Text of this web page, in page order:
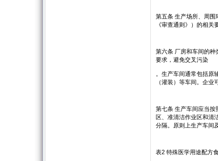
第五条 生产场所、周
《审查通则》）的相关
第六条 厂房和车间的
要求，避免交叉污染
。生产车间通常包括原
（灌装）等车间。企
第七条 生产车间应当
区、准清洁作业区和清
分隔。原则上生产车间
表2 特殊医学用途配